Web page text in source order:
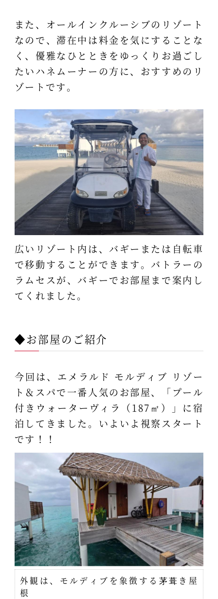
また、オールインクルーシブのリゾート
なので、滞在中は料金を気にすることな
く、優雅なひとときをゆっくりお過ごし
たいハネムーナーの方に、おすすめのリ
ゾートです。
広いリゾート内は、バギーまたは自転車
で移動することができます。バトラーの
ラムセスが、バギーでお部屋まで案内し
てくれました。
◆お部屋のご紹介
今回は、エメラルド モルディブ リゾー
ト＆スパで一番人気のお部屋、「プール
付きウォーターヴィラ（187㎡）」に宿
泊してきました。いよいよ視察スタート
です！！
外観は、モルディブを象徴する茅葺き屋
根